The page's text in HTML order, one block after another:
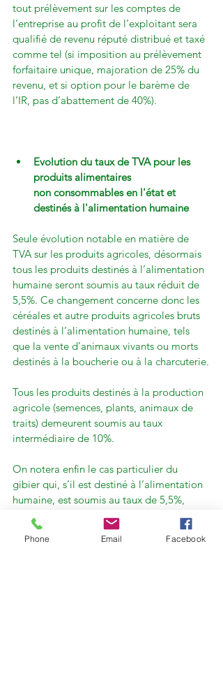
tout prélèvement sur les comptes de
l’entreprise au profit de l’exploitant sera
qualifié de revenu réputé distribué et taxé
comme tel (si imposition au prélèvement
forfaitaire unique, majoration de 25% du
revenu, et si option pour le barème de
l’IR, pas d’abattement de 40%).
Evolution du taux de TVA pour les
produits alimentaires
non consommables en l'état et
destinés à l'alimentation humaine
Seule évolution notable en matière de
TVA sur les produits agricoles, désormais
tous les produits destinés à l’alimentation
humaine seront soumis au taux réduit de
5,5%. Ce changement concerne donc les
céréales et autre produits agricoles bruts
destinés à l’alimentation humaine, tels
que la vente d’animaux vivants ou morts
destinés à la boucherie ou à la charcuterie.
Tous les produits destinés à la production
agricole (semences, plants, animaux de
traits) demeurent soumis au taux
intermédiaire de 10%.
On notera enfin le cas particulier du
gibier qui, s’il est destiné à l’alimentation
humaine, est soumis au taux de 5,5%,
mais s’il est destiné à être élevé dans un
premier temps, quel que soit son usage
futur (alimentation ou chasse) reste soumis
Phone Email Facebook